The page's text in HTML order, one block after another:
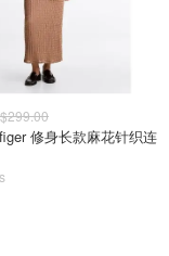
$299.00
针织连